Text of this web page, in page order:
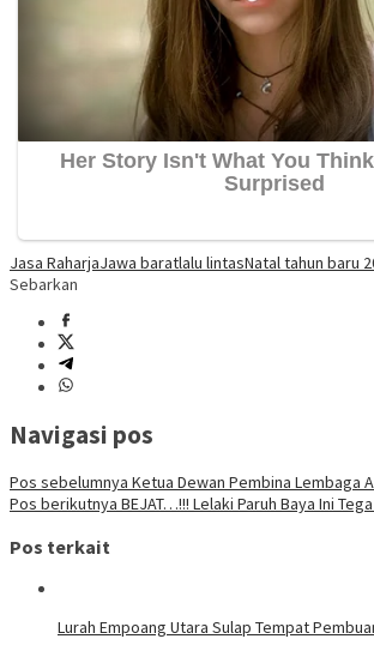
Jasa RaharjaJawa baratlalu lintasNatal tahun baru
Sebarkan
Navigasi pos
Pos sebelumnya Ketua Dewan Pembina Lembaga
Pos berikutnya BEJAT…!!! Lelaki Paruh Baya Ini
Pos terkait
Lurah Empoang Utara Sulap Tempat